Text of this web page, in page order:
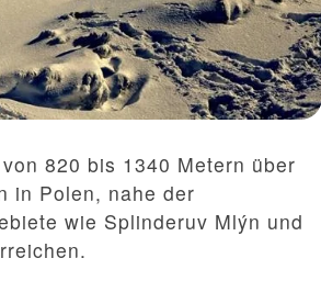
820 bis 1340 Metern über
in Polen, nahe der
wie Splinderuv Mlýn und